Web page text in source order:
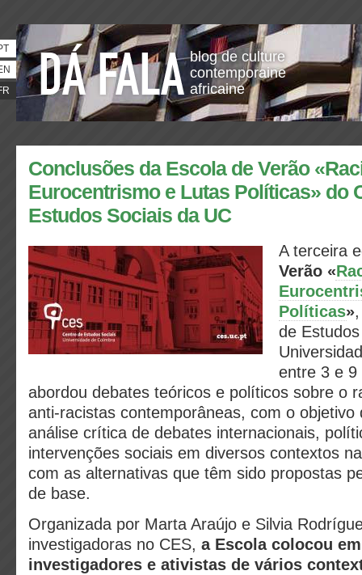
blog de culture
contemporaine
africaine
Conclusões da Escola de Verão
Eurocentrismo e Lutas Políticas» do
Estudos Sociais da UC
A terceira
Verão «
Políticas»
de
entre 3 e 9
abordou debates teóricos e políticos sobre o
anti-racistas contemporâneas, com o objetivo
análise crítica de debates internacionais,
intervenções sociais em diversos contextos
com as alternativas que têm sido propostas
de base.
Organizada por Marta Araújo e Silvia
investigadoras no CES, a Escola colocou
investigadores e ativistas de vários